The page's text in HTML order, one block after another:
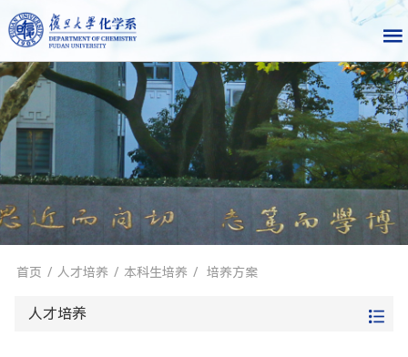
首页 / 人才培养 / 本科生培养 / 培养方案
人才培养